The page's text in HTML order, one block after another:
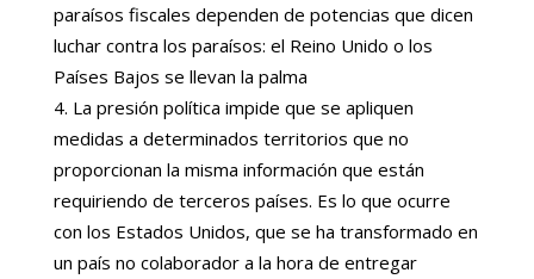
paraísos fiscales dependen de potencias que dicen
luchar contra los paraísos: el Reino Unido o los
Países Bajos se llevan la palma
La presión política impide que se apliquen
medidas a determinados territorios que no
proporcionan la misma información que están
requiriendo de terceros países. Es lo que ocurre
con los Estados Unidos, que se ha transformado en
un país no colaborador a la hora de entregar